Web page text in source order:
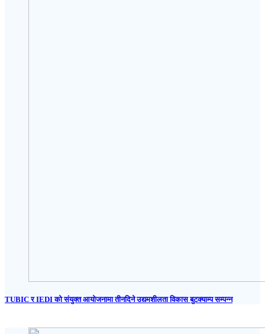
TUBIC र IEDI को संयुक्त आयोजनामा तीनदिने उद्यमशीलता विकास बुटक्याम्प सम्पन्न